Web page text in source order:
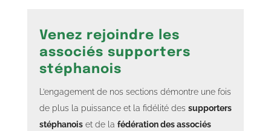
Venez rejoindre les
associés supporters
stéphanois
L’engagement de nos sections démontre une fois
de plus la puissance et la fidélité des supporters
stéphanois et de la fédération des associés